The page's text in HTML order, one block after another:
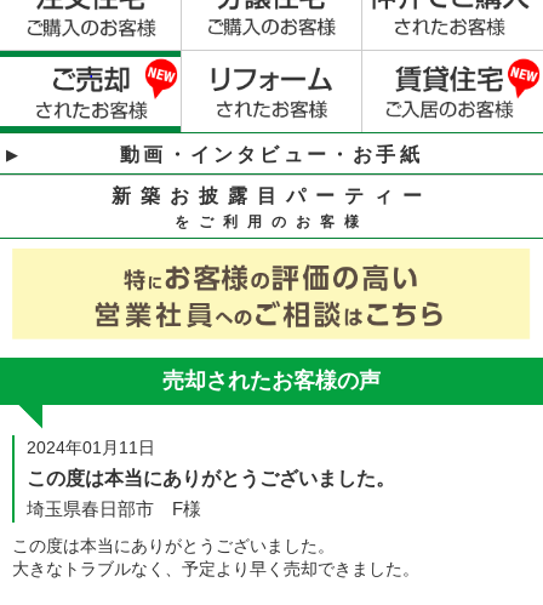
動画・インタビュー・お手紙
新築お披露目パーティー
をご利用のお客様
売却されたお客様の声
2024年01月11日
この度は本当にありがとうございました。
埼玉県春日部市 F様
この度は本当にありがとうございました。
大きなトラブルなく、予定より早く売却できました。